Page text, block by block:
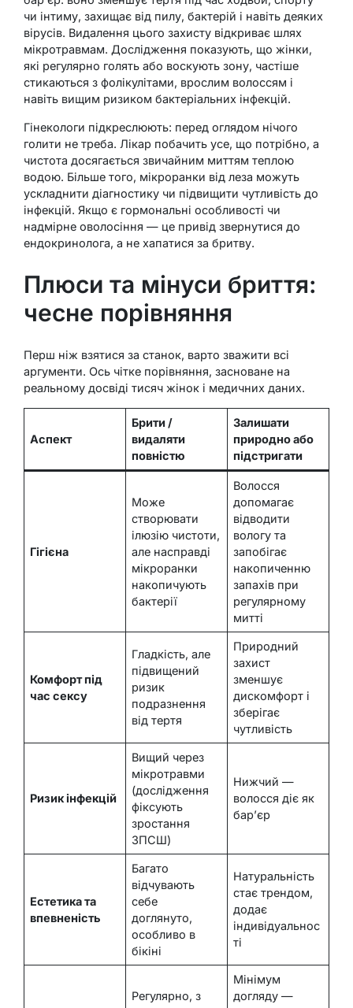
чи інтиму, захищає від пилу, бактерій і навіть деяких
вірусів. Видалення цього захисту відкриває шлях
мікротравмам. Дослідження показують, що жінки,
які регулярно голять або воскують зону, частіше
стикаються з фолікулітами, врослим волоссям і
навіть вищим ризиком бактеріальних інфекцій.
Гінекологи підкреслюють: перед оглядом нічого
голити не треба. Лікар побачить усе, що потрібно, а
чистота досягається звичайним миттям теплою
водою. Більше того, мікроранки від леза можуть
ускладнити діагностику чи підвищити чутливість до
інфекцій. Якщо є гормональні особливості чи
надмірне оволосіння — це привід звернутися до
ендокринолога, а не хапатися за бритву.
Плюси та мінуси бриття:
чесне порівняння
Перш ніж взятися за станок, варто зважити всі
аргументи. Ось чітке порівняння, засноване на
реальному досвіді тисяч жінок і медичних даних.
Аспект
Брити /
видаляти
повністю
Залишати
природно або
підстригати
Гігієна
Може
створювати
ілюзію чистоти,
але насправді
мікроранки
накопичують
бактерії
Волосся
допомагає
відводити
вологу та
запобігає
накопиченню
запахів при
регулярному
митті
Комфорт під
час сексу
Гладкість, але
підвищений
ризик
подразнення
від тертя
Природний
захист
зменшує
дискомфорт і
зберігає
чутливість
Ризик інфекцій
Вищий через
мікротравми
(дослідження
фіксують
зростання
ЗПСШ)
Нижчий —
волосся діє як
бар’єр
Естетика та
впевненість
Багато
відчувають
себе
доглянуто,
особливо в
бікіні
Натуральність
стає трендом,
додає
індивідуальнос
ті
Регулярно, з
Мінімум
догляду —